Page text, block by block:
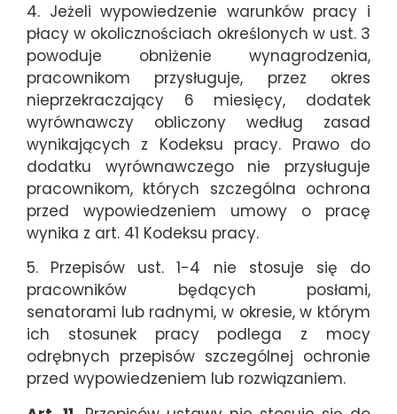
4. Jeżeli wypowiedzenie warunków pracy i
płacy w okolicznościach określonych w ust. 3
powoduje obniżenie wynagrodzenia,
pracownikom przysługuje, przez okres
nieprzekraczający 6 miesięcy, dodatek
wyrównawczy obliczony według zasad
wynikających z Kodeksu pracy. Prawo do
dodatku wyrównawczego nie przysługuje
pracownikom, których szczególna ochrona
przed wypowiedzeniem umowy o pracę
wynika z art. 41 Kodeksu pracy.
5. Przepisów ust. 1-4 nie stosuje się do
pracowników będących posłami,
senatorami lub radnymi, w okresie, w którym
ich stosunek pracy podlega z mocy
odrębnych przepisów szczególnej ochronie
przed wypowiedzeniem lub rozwiązaniem.